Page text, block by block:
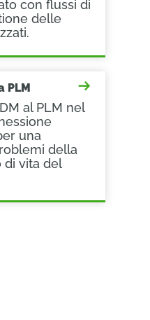
con flussi di
delle
PLM
al PLM nel
una
della
di vita del